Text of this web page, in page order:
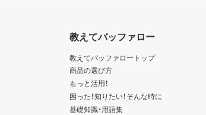
教えてバッファロー
教えてバッファロートップ
商品の選び方
もっと活用！
困った！知りたい！そんな時に
基礎知識・用語集